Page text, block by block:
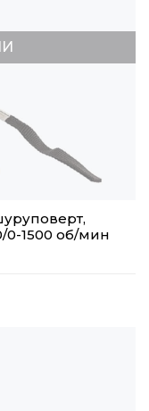
0-1500 об/мин